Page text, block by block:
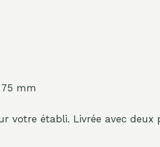
mm
établi. Livrée avec deux